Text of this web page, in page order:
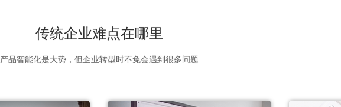
传统企业难点在哪里
产品智能化是大势，但企业转型时不免会遇到很多问题